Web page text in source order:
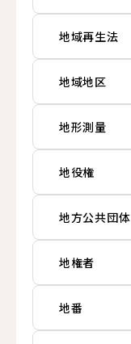
地域再生法
地域地区
地形測量
地役権
地方公共団体
地権者
地番